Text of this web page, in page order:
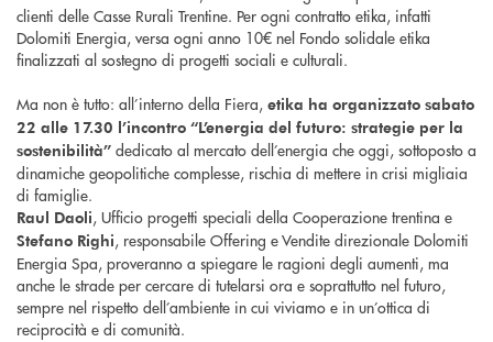
clienti delle Casse Rurali Trentine. Per ogni contratto etika, infatti
Dolomiti Energia, versa ogni anno 10€ nel Fondo solidale etika
finalizzati al sostegno di progetti sociali e culturali.
Ma non è tutto: all’interno della Fiera, etika ha organizzato sabato
22 alle 17.30 l’incontro “L’energia del futuro: strategie per la
sostenibilità” dedicato al mercato dell’energia che oggi, sottoposto a
dinamiche geopolitiche complesse, rischia di mettere in crisi migliaia
di famiglie.
Raul Daoli, Ufficio progetti speciali della Cooperazione trentina e
Stefano Righi, responsabile Offering e Vendite direzionale Dolomiti
Energia Spa, proveranno a spiegare le ragioni degli aumenti, ma
anche le strade per cercare di tutelarsi ora e soprattutto nel futuro,
sempre nel rispetto dell’ambiente in cui viviamo e in un’ottica di
reciprocità e di comunità.